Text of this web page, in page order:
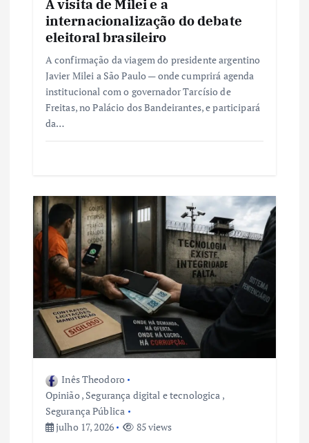
A visita de Milei e a
internacionalização do debate
eleitoral brasileiro
A confirmação da viagem do presidente argentino
Javier Milei a São Paulo — onde cumprirá agenda
institucional com o governador Tarcísio de
Freitas, no Palácio dos Bandeirantes, e participará
da…
Inês Theodoro
Opinião , Segurança digital e tecnologica ,
Segurança Pública
julho 17, 2026
85 views